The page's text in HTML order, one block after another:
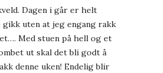
Dagen i går er helt
gikk uten at jeg engang rakk
Med stuen på hell og et
ut skal det bli godt å
denne uken! Endelig blir